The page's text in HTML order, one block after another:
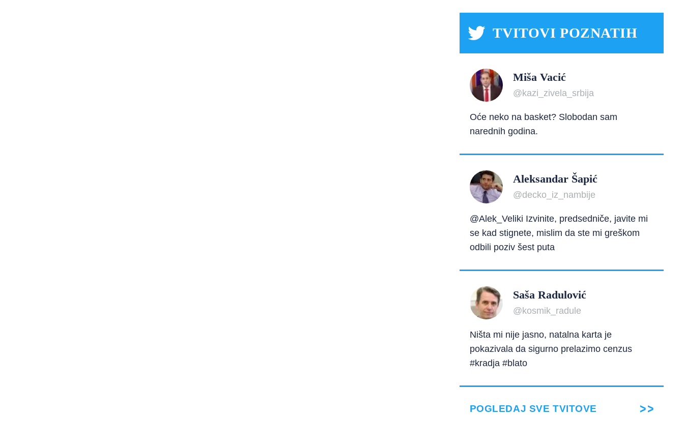
TVITOVI POZNATIH
Miša Vacić
@kazi_zivela_srbija
Oće neko na basket? Slobodan sam
narednih godina.
Aleksandar Šapić
@decko_iz_nambije
@Alek_Veliki Izvinite, predsedniče, javite mi
se kad stignete, mislim da ste mi greškom
odbili poziv šest puta
Saša Radulović
@kosmik_radule
Ništa mi nije jasno, natalna karta je
pokazivala da sigurno prelazimo cenzus
#kradja #blato
POGLEDAJ SVE TVITOVE